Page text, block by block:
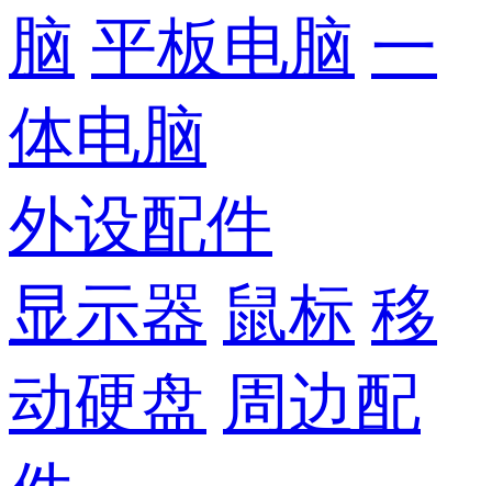
脑 平板电脑 一
体电脑
外设配件
显示器 鼠标 移
动硬盘 周边配